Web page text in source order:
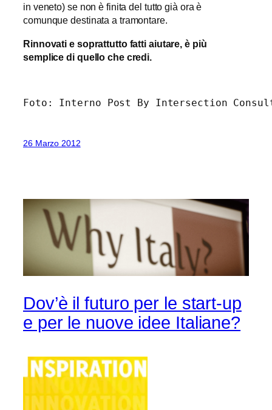
in veneto) se non è finita del tutto già ora è
comunque destinata a tramontare.
Rinnovati e soprattutto fatti aiutare,è più
semplice di quello che credi.
Foto: Interno Post By Intersection
26 Marzo 2012
Dov’è il futuro per le start-up
e per le nuove idee Italiane?